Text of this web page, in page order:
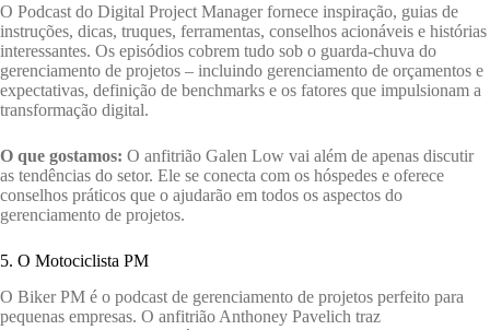
O Podcast do Digital Project Manager fornece inspiração, guias de
instruções, dicas, truques, ferramentas, conselhos acionáveis ​​e histórias
interessantes. Os episódios cobrem tudo sob o guarda-chuva do
gerenciamento de projetos – incluindo gerenciamento de orçamentos e
expectativas, definição de benchmarks e os fatores que impulsionam a
transformação digital.
O que gostamos: O anfitrião Galen Low vai além de apenas discutir
as tendências do setor. Ele se conecta com os hóspedes e oferece
conselhos práticos que o ajudarão em todos os aspectos do
gerenciamento de projetos.
5. O Motociclista PM
O Biker PM é o podcast de gerenciamento de projetos perfeito para
pequenas empresas. O anfitrião Anthoney Pavelich traz